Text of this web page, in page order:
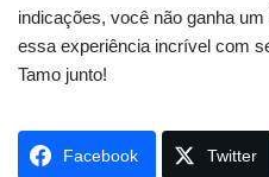
indicações, você não ganha
essa experiência incrível com
Tamo junto!
Facebook Twitter